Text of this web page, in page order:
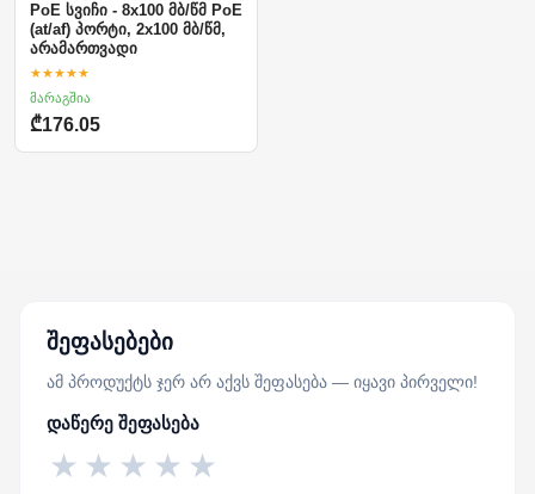
PoE სვიჩი - 8x100 მბ/წმ PoE
(at/af) პორტი, 2x100 მბ/წმ,
არამართვადი
★★★★★
მარაგშია
₾176.05
შეფასებები
ამ პროდუქტს ჯერ არ აქვს შეფასება — იყავი პირველი!
დაწერე შეფასება
★
★
★
★
★